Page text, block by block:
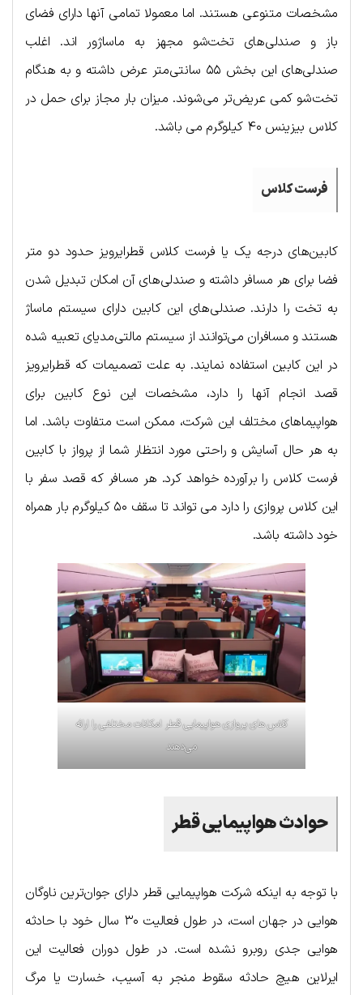
مشخصات متنوعی هستند. اما معمولا تمامی آنها دارای فضای
باز و صندلی‌های تخت‌شو مجهز به ماساژور اند. اغلب
صندلی‌های این بخش ۵۵ سانتی‌متر عرض داشته و به هنگام
تخت‌شو کمی عریض‌تر می‌شوند. میزان بار مجاز برای حمل در
کلاس بیزینس ۴۰ کیلوگرم می باشد.
فرست کلاس
کابین‌های درجه یک یا فرست کلاس قطرایرویز حدود دو متر
فضا برای هر مسافر داشته و صندلی‌های آن امکان تبدیل شدن
به تخت را دارند. صندلی‌های این کابین دارای سیستم ماساژ
هستند و مسافران می‌توانند از سیستم مالتی‌مدیای تعبیه شده
در این کابین استفاده نمایند. به علت تصمیمات که قطرایرویز
قصد انجام آنها را دارد، مشخصات این نوع کابین برای
هواپیماهای مختلف این شرکت، ممکن است متفاوت باشد. اما
به هر حال آسایش و راحتی مورد انتظار شما از پرواز با کابین
فرست کلاس را برآورده خواهد کرد. هر مسافر که قصد سفر با
این کلاس پروازی را دارد می تواند تا سقف ۵۰ کیلوگرم بار همراه
خود داشته باشد.
کلاس های پروازی هواپیمایی قطر امکانات مختلفی را ارائه
می‌دهند
حوادث هواپیمایی قطر
با توجه به اینکه شرکت هواپیمایی قطر دارای جوان‌ترین ناوگان
هوایی در جهان است، در طول فعالیت ۳۰ سال خود با حادثه
هوایی جدی روبرو نشده است. در طول دوران فعالیت این
ایرلاین هیچ حادثه سقوط منجر به آسیب، خسارت یا مرگ